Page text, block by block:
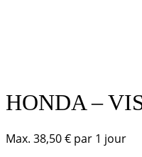
HONDA –
Max. 38,50€ par 1 jour